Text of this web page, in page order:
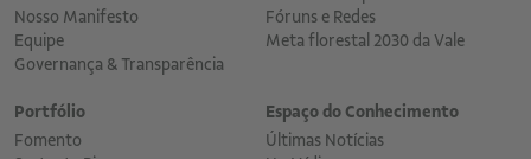
Nosso Manifesto
Equipe
Governança & Transparência
Fóruns e Redes
Meta florestal 2030 da Vale
Portfólio
Fomento
Espaço do Conhecimento
Últimas Notícias